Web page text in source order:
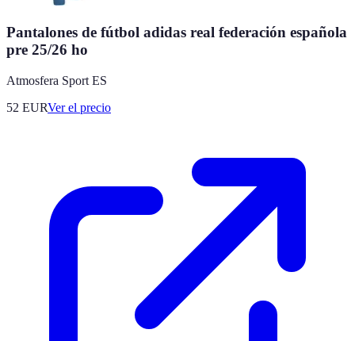
Pantalones de fútbol adidas real federación española
pre 25/26 ho
Atmosfera Sport ES
52 EURVer el precio